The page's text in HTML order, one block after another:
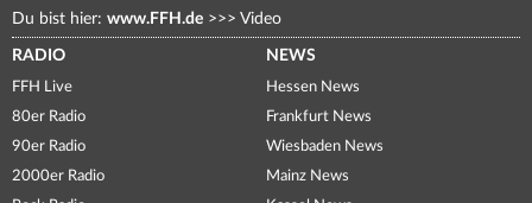
Du bist hier: www.FFH.de >>> Video
RADIO
FFH Live
80er Radio
90er Radio
2000er Radio
NEWS
Hessen News
Frankfurt News
Wiesbaden News
Mainz News